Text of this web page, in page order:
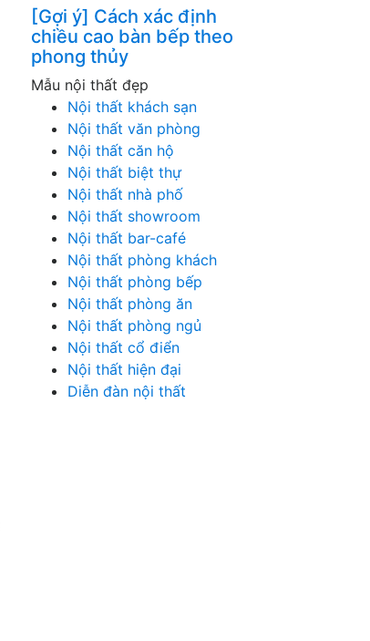
[Gợi ý] Cách xác định
chiều cao bàn bếp theo
phong thủy
Mẫu nội thất đẹp
Nội thất khách sạn
Nội thất văn phòng
Nội thất căn hộ
Nội thất biệt thự
Nội thất nhà phố
Nội thất showroom
Nội thất bar-café
Nội thất phòng khách
Nội thất phòng bếp
Nội thất phòng ăn
Nội thất phòng ngủ
Nội thất cổ điển
Nội thất hiện đại
Diễn đàn nội thất